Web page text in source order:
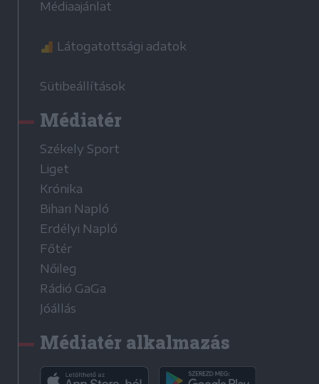
Médiaajánlat
Látogatottsági adatok
Sütibeállítások
Médiatér
Székely Sport
Liget
Krónika
Bihari Napló
Erdélyi Napló
Főtér
Nőileg
Rádió GaGa
Jóállás
Médiatér alkalmazás